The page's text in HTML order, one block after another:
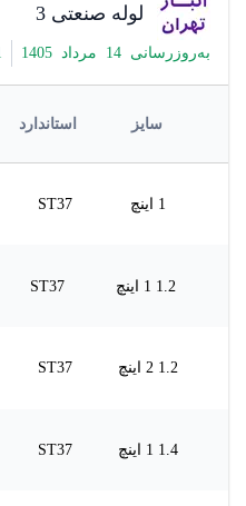
لوله صنعتی 3
به‌روزرسانی 14 مرداد 1405
سایز استاندارد
1 اینچ ST37
1.2 1 اینچ ST37
1.2 2 اینچ ST37
1.4 1 اینچ ST37